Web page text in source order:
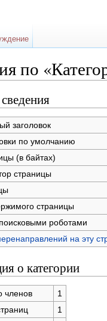
по
заголовок
по умолчанию
(в байтах)
страницы
страницы
роботами
на эту
о категории
членов
1
1